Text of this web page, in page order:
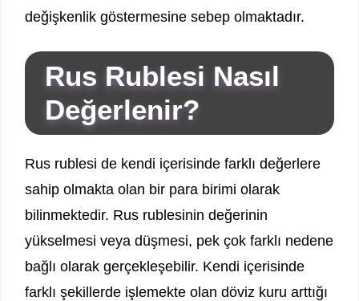
değişkenlik göstermesine sebep olmaktadır.
Rus Rublesi Nasıl
Değerlenir?
Rus rublesi de kendi içerisinde farklı değerlere
sahip olmakta olan bir para birimi olarak
bilinmektedir. Rus rublesinin değerinin
yükselmesi veya düşmesi, pek çok farklı nedene
bağlı olarak gerçekleşebilir. Kendi içerisinde
farklı şekillerde işlemekte olan döviz kuru arttığı